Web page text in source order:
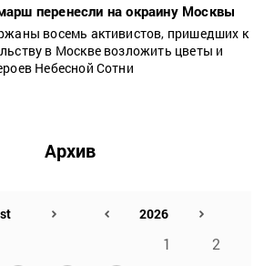
перенесли на окраину Москвы
восемь активистов, пришедших к
в Москве возложить цветы и
Небесной Сотни
Архив
1
2